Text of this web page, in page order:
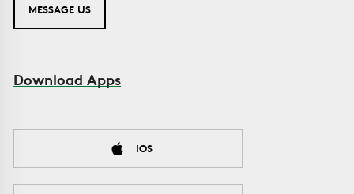
MESSAGE US
Download Apps
IOS